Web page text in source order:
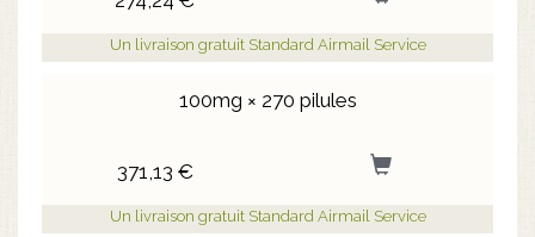
Un livraison gratuit Standard Airmail Service
100mg × 270 pilules
371,13 €
Un livraison gratuit Standard Airmail Service